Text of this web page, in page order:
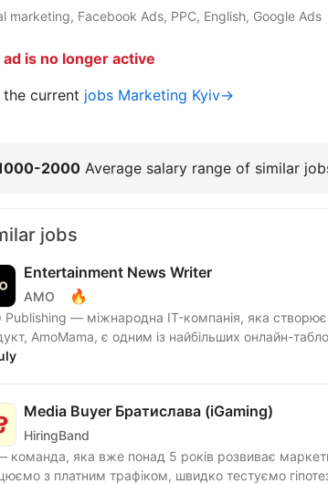
marketing, Facebook Ads, PPC, English, Google Ads
is no longer active
current jobs Marketing Kyiv→
2000 Average salary range of similar
jobs
Entertainment News Writer
AMO 🔥
Publishing — міжнародна IT-компанія, яка створює
AmoMama, є одним із найбільших онлайн-
Media Buyer Братислава (iGaming)
HiringBand
команда, яка вже понад 5 років розвиває
з платним трафіком, швидко тестуємо